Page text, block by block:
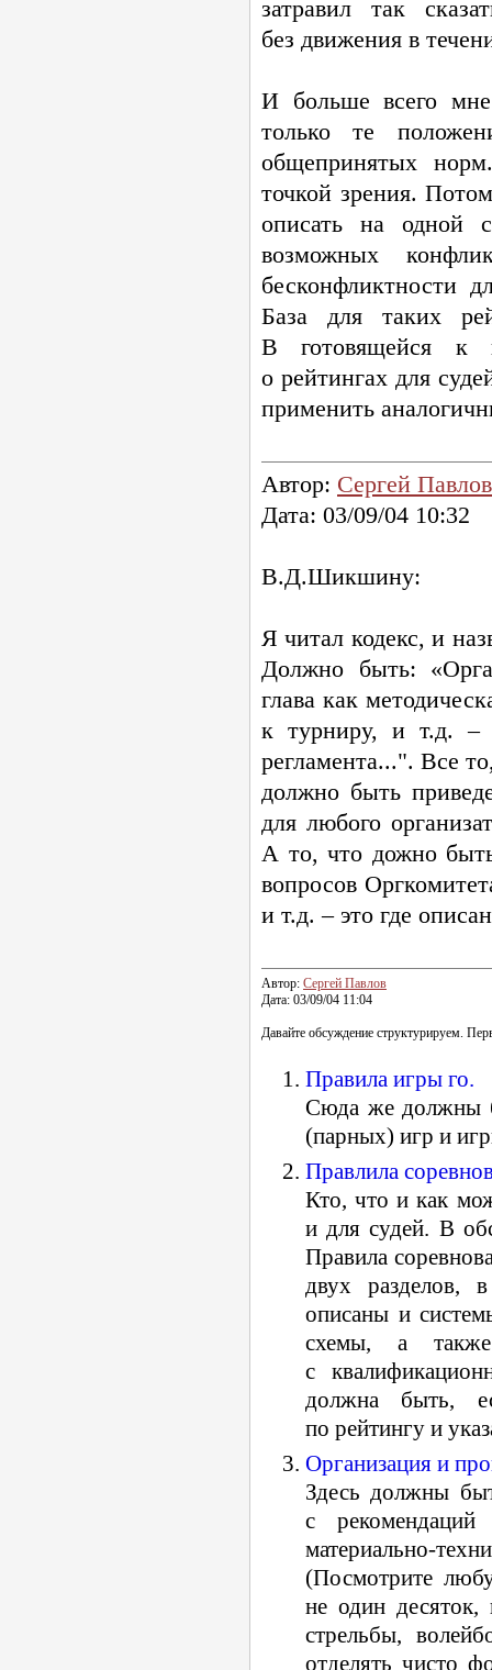
затравил так
без движения в
И больше всего
только те
общепринятых
точкой зрения.
описать на одной
возможных
бесконфликтности
База для таких
В готовящейся к
о рейтингах для
применить
Автор: Сергей Павлов
Дата: 03/09/04 10:32
В.Д.Шикшину:
Я читал кодекс, и
Должно быть:
глава как
к турниру, и т.д. –
регламента...". Все
должно быть
для любого
А то, что дожно
вопросов
и т.д. – это где
Автор: Сергей Павлов
Дата: 03/09/04 11:04
Давайте обсуждение структурируем.
Правила игры го.
Сюда же должны
(парных) игр и
Правлила
Кто, что и как
и для судей. В
Правила
двух разделов,
описаны и
схемы, а
с
должна быть,
по рейтингу и
Организация и
Здесь должны
с
материально-
(Посмотрите
не один десяток,
стрельбы,
отделять чисто